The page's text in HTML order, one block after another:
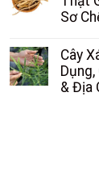
Sơ
Cây
& Địa